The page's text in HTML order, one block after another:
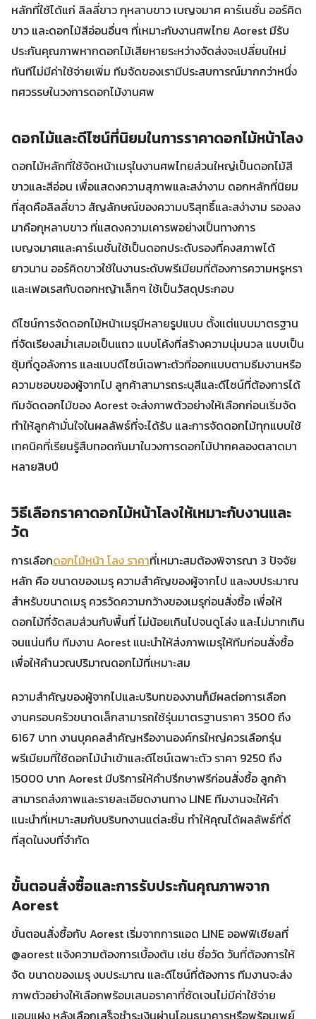
หลักที่ใช้ได้แก่ ลิลลี่ขาว กุหลาบขาว เบญจมาศ คาร์เนชั่น ออร์คิด
ขาว และดอกไม้สีอ่อนอื่นๆ ที่เหมาะกับงานศพไทย Aorest มีรับ
ประกันคุณภาพหากดอกไม้เสียหายระหว่างจัดส่งจะเปลี่ยนใหม่
ทันทีไม่มีค่าใช้จ่ายเพิ่ม ทีมจัดของเรามีประสบการณ์มากกว่าหนึ่ง
ทศวรรษในวงการดอกไม้งานศพ
ดอกไม้และดีไซน์ที่นิยมในการราคาดอกไม้หน้าโลง
ดอกไม้หลักที่ใช้จัดหน้าเมรุในงานศพไทยส่วนใหญ่เป็นดอกไม้สี
ขาวและสีอ่อน เพื่อแสดงความสุภาพและสง่างาม ดอกหลักที่นิยม
ที่สุดคือลิลลี่ขาว สัญลักษณ์ของความบริสุทธิ์และสง่างาม รองลง
มาคือกุหลาบขาว ที่แสดงความเคารพอย่างเป็นทางการ
เบญจมาศและคาร์เนชั่นใช้เป็นดอกประดับรองที่คงสภาพได้
ยาวนาน ออร์คิดขาวใช้ในงานระดับพรีเมียมที่ต้องการความหรูหรา
และเฟอเรสกับดอกหญ้าเล็กๆ ใช้เป็นวัสดุประกอบ
ดีไซน์การจัดดอกไม้หน้าเมรุมีหลายรูปแบบ ตั้งแต่แบบมาตรฐาน
ที่จัดเรียงสม่ำเสมอเป็นแถว แบบโค้งที่สร้างความนุ่มนวล แบบเป็น
ซุ้มที่ดูอลังการ และแบบดีไซน์เฉพาะตัวที่ออกแบบตามธีมงานหรือ
ความชอบของผู้จากไป ลูกค้าสามารถระบุสีและดีไซน์ที่ต้องการได้
ทีมจัดดอกไม้ของ Aorest จะส่งภาพตัวอย่างให้เลือกก่อนเริ่มจัด
ทำให้ลูกค้ามั่นใจในผลลัพธ์ที่จะได้รับ และการจัดดอกไม้ทุกแบบใช้
เทคนิคที่เรียนรู้สืบทอดกันมาในวงการดอกไม้ปากคลองตลาดมา
หลายสิบปี
วิธีเลือกราคาดอกไม้หน้าโลงให้เหมาะกับงานและ
วัด
การเลือกดอกไม้หน้า โลง ราคาที่เหมาะสมต้องพิจารณา 3 ปัจจัย
หลัก คือ ขนาดของเมรุ ความสำคัญของผู้จากไป และงบประมาณ
สำหรับขนาดเมรุ ควรวัดความกว้างของเมรุก่อนสั่งซื้อ เพื่อให้
ดอกไม้ที่จัดสมส่วนกับพื้นที่ ไม่น้อยเกินไปจนดูโล่ง และไม่มากเกิน
จนแน่นทึบ ทีมงาน Aorest แนะนำให้ส่งภาพเมรุให้ทีมก่อนสั่งซื้อ
เพื่อให้คำนวณปริมาณดอกไม้ที่เหมาะสม
ความสำคัญของผู้จากไปและบริบทของงานก็มีผลต่อการเลือก
งานครอบครัวขนาดเล็กสามารถใช้รุ่นมาตรฐานราคา 3500 ถึง
6167 บาท งานบุคคลสำคัญหรืองานองค์กรใหญ่ควรเลือกรุ่น
พรีเมียมที่ใช้ดอกไม้นำเข้าและดีไซน์เฉพาะตัว ราคา 9250 ถึง
15000 บาท Aorest มีบริการให้คำปรึกษาฟรีก่อนสั่งซื้อ ลูกค้า
สามารถส่งภาพและรายละเอียดงานทาง LINE ทีมงานจะให้คำ
แนะนำที่เหมาะสมกับบริบทงานแต่ละชิ้น ทำให้คุณได้ผลลัพธ์ที่ดี
ที่สุดในงบที่จำกัด
ขั้นตอนสั่งซื้อและการรับประกันคุณภาพจาก
Aorest
ขั้นตอนสั่งซื้อกับ Aorest เริ่มจากการแอด LINE ออฟฟิเชียลที่
@aorest แจ้งความต้องการเบื้องต้น เช่น ชื่อวัด วันที่ต้องการให้
จัด ขนาดของเมรุ งบประมาณ และดีไซน์ที่ต้องการ ทีมงานจะส่ง
ภาพตัวอย่างให้เลือกพร้อมเสนอราคาที่ชัดเจนไม่มีค่าใช้จ่าย
แอบแฝง หลังเลือกเสร็จชำระเงินผ่านโอนธนาคารหรือพร้อมเพย์